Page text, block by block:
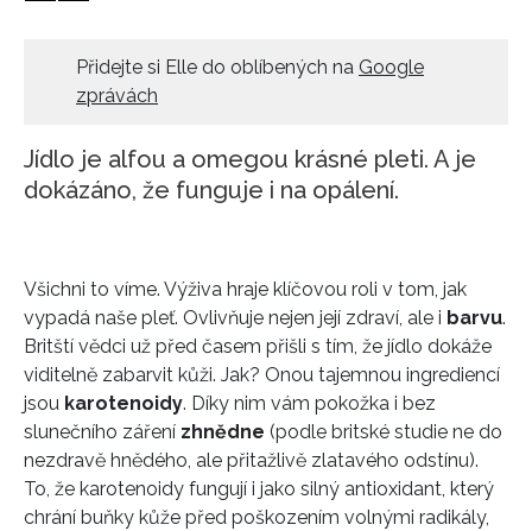
Přidejte si Elle do oblíbených na Google
zprávách
Jídlo je alfou a omegou krásné pleti. A je
dokázáno, že funguje i na opálení.
Všichni to víme. Výživa hraje klíčovou roli v tom, jak
vypadá naše pleť. Ovlivňuje nejen její zdraví, ale i barvu.
Britští vědci už před časem přišli s tím, že jídlo dokáže
viditelně zabarvit kůži. Jak? Onou tajemnou ingrediencí
jsou karotenoidy. Díky nim vám pokožka i bez
slunečního záření zhnědne (podle britské studie ne do
nezdravě hnědého, ale přitažlivě zlatavého odstínu).
To, že karotenoidy fungují i jako silný antioxidant, který
chrání buňky kůže před poškozením volnými radikály,